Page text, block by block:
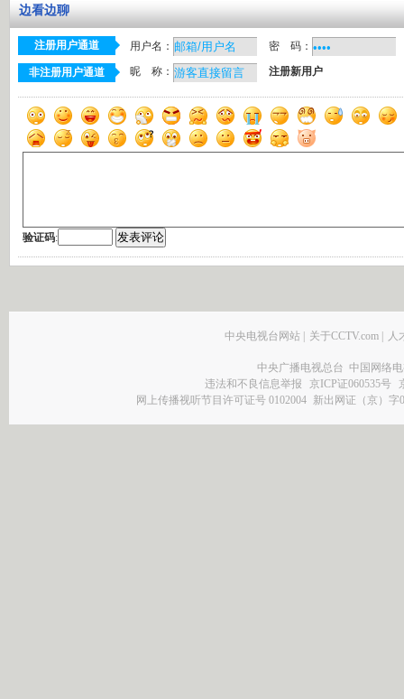
边看边聊
注册用户通道 用户名： 密 码：
非注册用户通道 昵 称： 注册新用户
验证码:
中央电视台网站 | 关于CCTV.com | 人
中央广播电视总台 中国网络
违法和不良信息举报
京ICP证060535号
网上传播视听节目许可证号 0102004 新出网证（京）